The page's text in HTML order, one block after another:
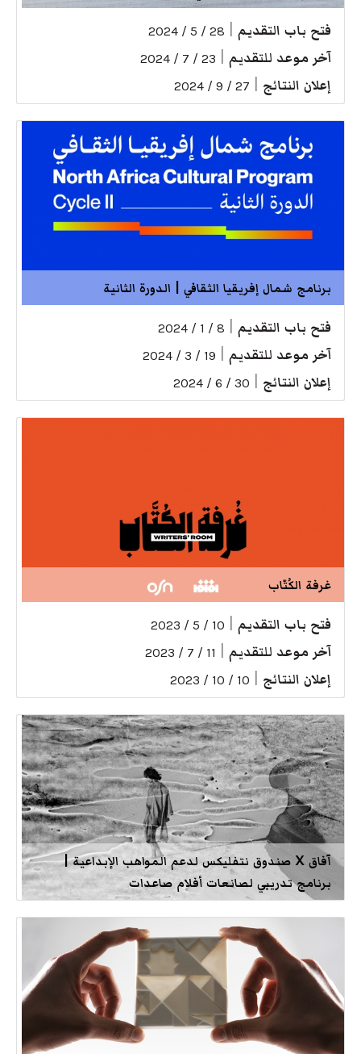
فتح باب التقديم 28 / 5 / 2024
آخر موعد للتقديم 23 / 7 / 2024
إعلان النتائج 27 / 9 / 2024
برنامج شمال إفريقيا الثقافي | الدورة الثانية
فتح باب التقديم 8 / 1 / 2024
آخر موعد للتقديم 19 / 3 / 2024
إعلان النتائج 30 / 6 / 2024
غرفة الكُتّاب
فتح باب التقديم 10 / 5 / 2023
آخر موعد للتقديم 11 / 7 / 2023
إعلان النتائج 10 / 10 / 2023
آفاق X صندوق نتفليكس لدعم المواهب الإبداعية |
برنامج تدريبي لصانعات أفلام صاعدات